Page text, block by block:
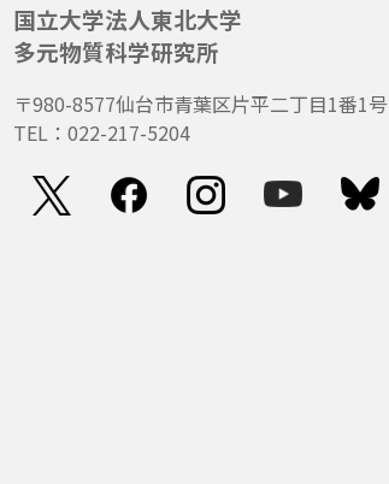
国立大学法人東北大学
多元物質科学研究所
〒980-8577仙台市青葉区片平二丁目1番1号
TEL：022-217-5204